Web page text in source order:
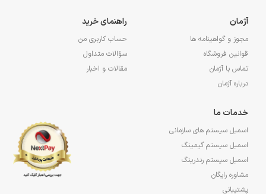
آژمان
مجوز و گواهینامه ها
قوانین فروشگاه
تماس با آژمان
درباره آژمان
راهنمای خرید
حساب کاربری من
سؤالات متداول
مقالات و اخبار
خدمات ما
اسمبل سیستم های سازمانی
اسمبل سیستم گیمینگ
اسمبل سیستم رندرینگ
مشاوره رایگان
پشتیبانی